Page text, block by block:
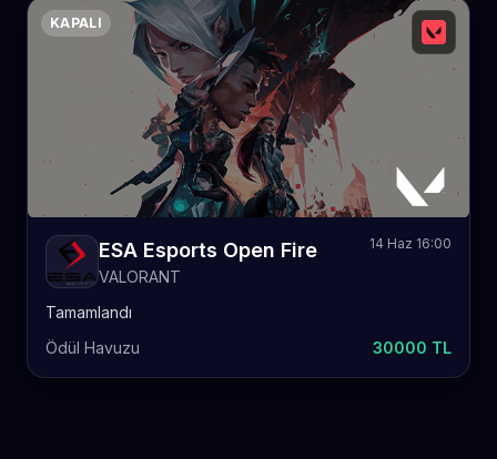
KAPALI
ESA Esports Open Fire
VALORANT
14 Haz 16:00
Tamamlandı
Ödül Havuzu
30000 TL